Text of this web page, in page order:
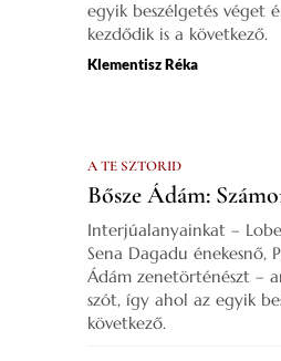
egyik beszélgetés véget
kezdődik is a következő.
Klementisz Réka
A TE SZTORID
Bősze Ádám:
Interjúalanyainkat –
Sena Dagadu énekesnő,
Ádám zenetörténészt –
szót, így ahol az egyik
következő.